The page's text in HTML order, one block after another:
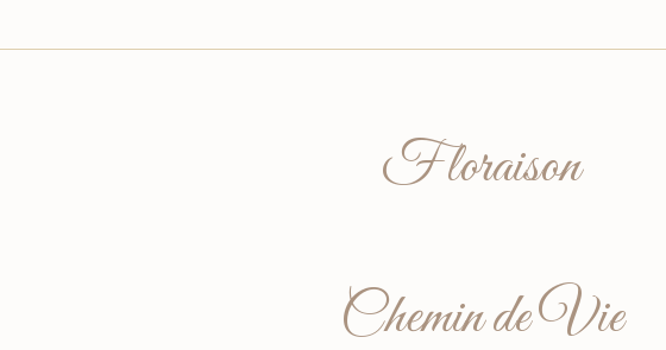
Floraison
Chemin de Vie